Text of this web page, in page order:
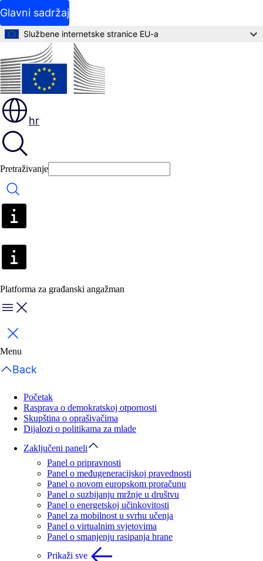
Glavni sadržaj
Službene internetske stranice EU-a
hr
Pretraživanje
Pretraživanje
Platforma za građanski angažman
Menu
Zatvori
Menu
Back
Početak
Rasprava o demokratskoj otpornosti
Skupština o oprašivačima
Dijalozi o politikama za mlade
Zaključeni paneli
Panel o pripravnosti
Panel o međugeneracijskoj pravednosti
Panel o novom europskom proračunu
Panel o suzbijanju mržnje u društvu
Panel o energetskoj učinkovitosti
Panel za mobilnost u svrhu učenja
Panel o virtualnim svjetovima
Panel o smanjenju rasipanja hrane
Prikaži sve